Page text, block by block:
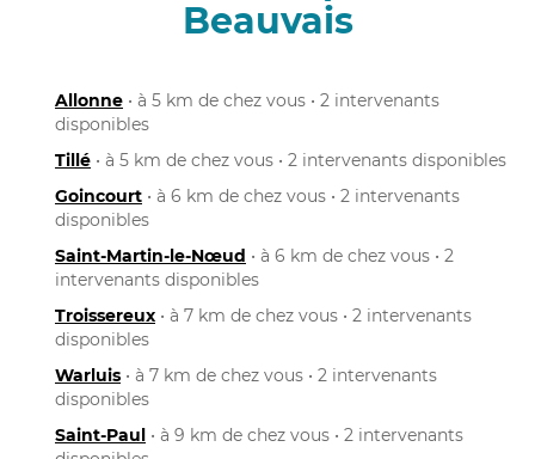
Beauvais
Allonne • à 5 km de chez vous • 2 intervenants
disponibles
Tillé • à 5 km de chez vous • 2 intervenants disponibles
Goincourt • à 6 km de chez vous • 2 intervenants
disponibles
Saint-Martin-le-Nœud • à 6 km de chez vous • 2
intervenants disponibles
Troissereux • à 7 km de chez vous • 2 intervenants
disponibles
Warluis • à 7 km de chez vous • 2 intervenants
disponibles
Saint-Paul • à 9 km de chez vous • 2 intervenants